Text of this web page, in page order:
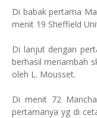
Di babak pertama
menit 19 Sheffield
Di lanjut dengan
berhasil menambah
oleh L. Mousset.
Di menit 72
pertamanya yg di